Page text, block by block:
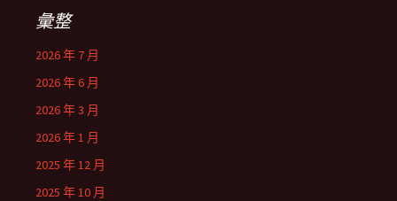
彙整
2026 年 7 月
2026 年 6 月
2026 年 3 月
2026 年 1 月
2025 年 12 月
2025 年 10 月